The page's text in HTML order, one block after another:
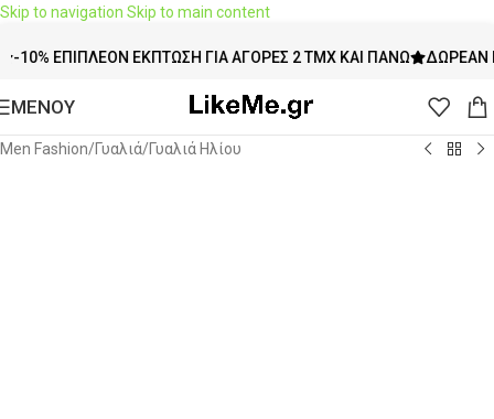
Skip to navigation Skip to main content
ΕΠΙΠΛΈΟΝ ΈΚΠΤΩΣΗ ΓΙΑ ΑΓΟΡΈΣ 2 ΤΜΧ ΚΑΙ ΠΆΝΩ ΔΩΡΕΆΝ
ΜΕΝΟΥ
Men Fashion/Γυαλιά/Γυαλιά Ηλίου